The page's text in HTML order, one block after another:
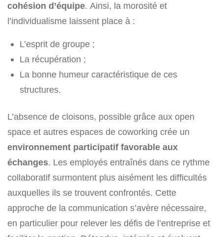
cohésion d’équipe. Ainsi, la morosité et
l’individualisme laissent place à :
L’esprit de groupe ;
La récupération ;
La bonne humeur caractéristique de ces
structures.
L’absence de cloisons, possible grâce aux open
space et autres espaces de coworking crée un
environnement participatif favorable aux
échanges. Les employés entraînés dans ce rythme
collaboratif surmontent plus aisément les difficultés
auxquelles ils se trouvent confrontés. Cette
approche de la communication s’avère nécessaire,
en particulier pour relever les défis de l’entreprise et